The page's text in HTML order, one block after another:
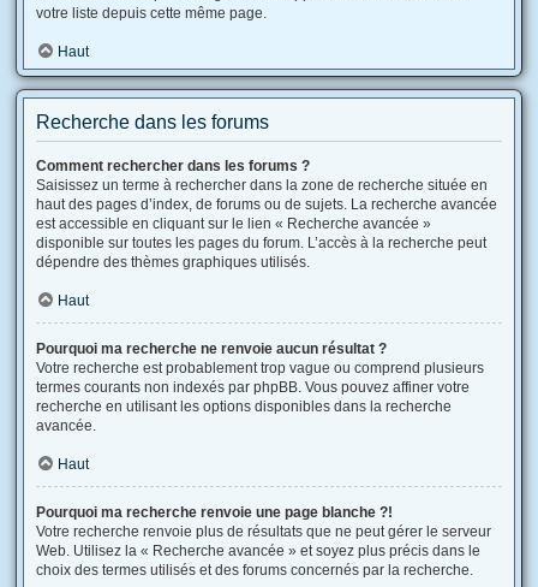
votre liste depuis cette même page.
Haut
Recherche dans les forums
Comment rechercher dans les forums ?
Saisissez un terme à rechercher dans la zone de recherche située en
haut des pages d’index, de forums ou de sujets. La recherche avancée
est accessible en cliquant sur le lien « Recherche avancée »
disponible sur toutes les pages du forum. L’accès à la recherche peut
dépendre des thèmes graphiques utilisés.
Haut
Pourquoi ma recherche ne renvoie aucun résultat ?
Votre recherche est probablement trop vague ou comprend plusieurs
termes courants non indexés par phpBB. Vous pouvez affiner votre
recherche en utilisant les options disponibles dans la recherche
avancée.
Haut
Pourquoi ma recherche renvoie une page blanche ?!
Votre recherche renvoie plus de résultats que ne peut gérer le serveur
Web. Utilisez la « Recherche avancée » et soyez plus précis dans le
choix des termes utilisés et des forums concernés par la recherche.